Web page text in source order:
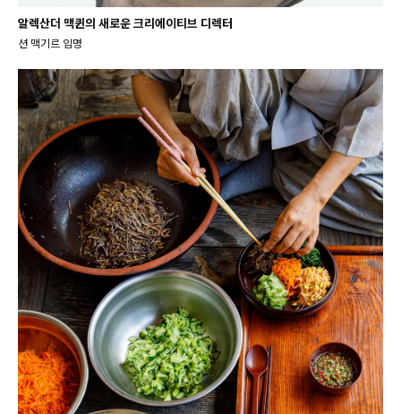
알렉산더 맥퀸의 새로운 크리에이티브 디렉터
션 맥기르 임명